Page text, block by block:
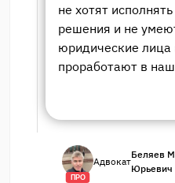
не хотят
решения и не
юридические лица
проработают в
ПРО
Адвокат
Беляев
Юрьевич